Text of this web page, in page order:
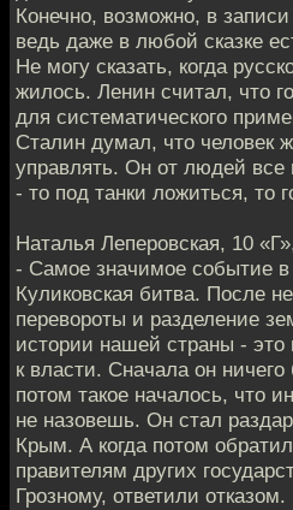
Конечно, возможно, в
ведь даже в любой сказке
Не могу сказать, когда
жилось. Ленин считал, что
для систематического
Сталин думал, что человек
управлять. Он от людей все
- то под танки ложиться, то
Наталья Леперовская, 10
- Самое значимое событие
Куликовская битва. После
перевороты и разделение
истории нашей страны - это
к власти. Сначала он
потом такое началось, что
не назовешь. Он стал
Крым. А когда потом
правителям других
Грозному, ответили отказом.